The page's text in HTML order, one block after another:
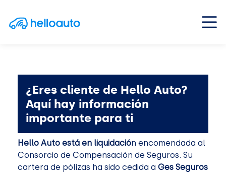
Saltar al contenido
Navegación principal
¿Eres cliente de Hello Auto?
Aquí hay información
importante para ti
Hello Auto está en liquidación encomendada al
Consorcio de Compensación de Seguros. Su
cartera de pólizas ha sido cedida a Ges Seguros